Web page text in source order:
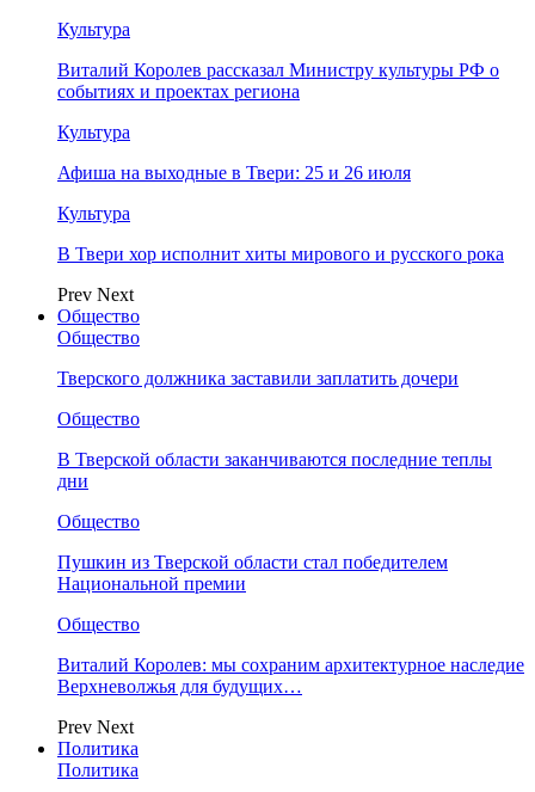
Культура
Виталий Королев рассказал Министру культуры РФ о
событиях и проектах региона
Культура
Афиша на выходные в Твери: 25 и 26 июля
Культура
В Твери хор исполнит хиты мирового и русского рока
Prev Next
Общество
Общество
Тверского должника заставили заплатить дочери
Общество
В Тверской области заканчиваются последние теплы
дни
Общество
Пушкин из Тверской области стал победителем
Национальной премии
Общество
Виталий Королев: мы сохраним архитектурное наследие
Верхневолжья для будущих…
Prev Next
Политика
Политика